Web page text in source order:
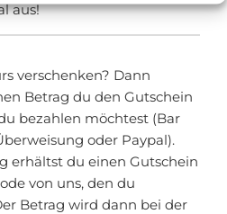
aus!
verschenken? Dann
Betrag du den Gutschein
bezahlen möchtest (Bar
oder Paypal).
erhältst du einen Gutschein
von uns, den du
Betrag wird dann bei der